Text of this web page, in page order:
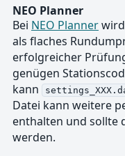
NEO Planner
Bei NEO Plannerwird
als flaches
erfolgreicher
genügen
kann
Datei kann weitere
enthalten und sollte
werden.